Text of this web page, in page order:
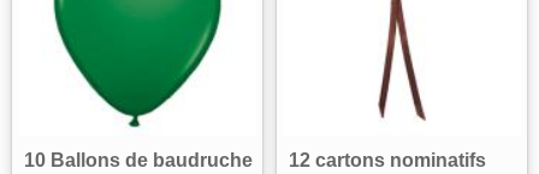
10 Ballons de baudruche
12 cartons nominatifs